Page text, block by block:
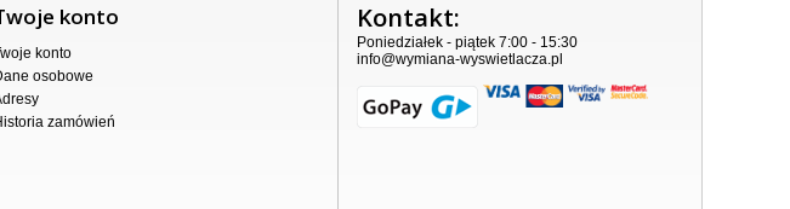
konto
konto
osobowe
zamówień
Kontakt:
Poniedziałek - piątek 7:00 - 15:30
info@wymiana-wyswietlacza.pl